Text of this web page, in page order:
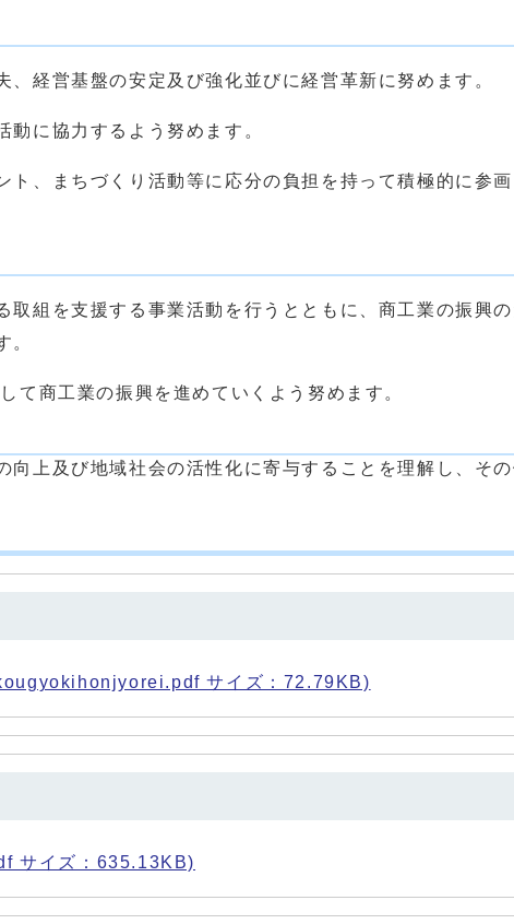
経営基盤の安定及び強化並びに経営革新に努めます。
に協力するよう努めます。
、まちづくり活動等に応分の負担を持って積極的に参
組を支援する事業活動を行うとともに、商工業の振興
。
商工業の振興を進めていくよう努めます。
上及び地域社会の活性化に寄与することを理解し、そ
サイズ：72.79KB)
サイズ：635.13KB)